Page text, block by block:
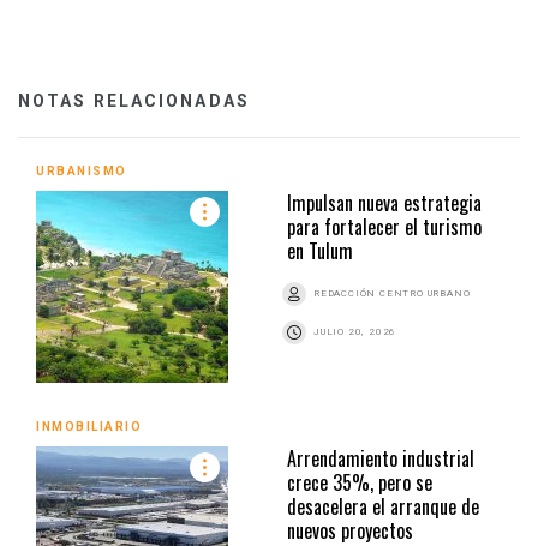
NOTAS RELACIONADAS
URBANISMO
Impulsan nueva estrategia
para fortalecer el turismo
en Tulum
REDACCIÓN CENTRO URBANO
JULIO 20, 2026
INMOBILIARIO
Arrendamiento industrial
crece 35%, pero se
desacelera el arranque de
nuevos proyectos